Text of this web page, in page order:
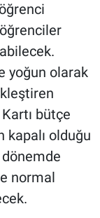
yoğun olarak
bütçe
kapalı olduğu
dönemde
normal